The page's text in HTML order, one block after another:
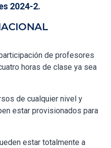
2024-2.
de profesores
horas de clase ya sea
de cualquier nivel y
estar provisionados para
estar totalmente a